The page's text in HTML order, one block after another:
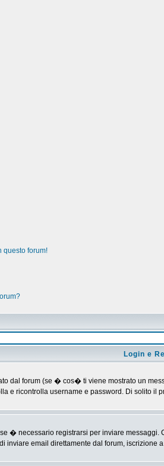
questo forum!
Login e
dal forum (se � cos� ti viene mostrato un
e ricontrolla username e password. Di solito
� necessario registrarsi per inviare
email direttamente dal forum, iscrizione